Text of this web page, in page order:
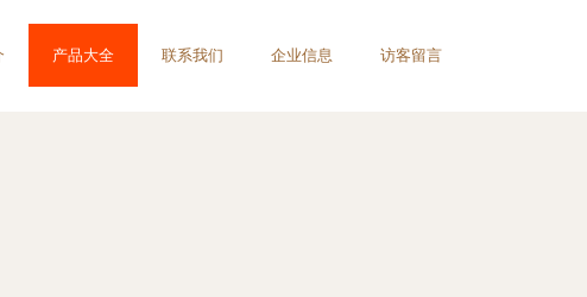
产品大全 联系我们 企业信息 访客留言